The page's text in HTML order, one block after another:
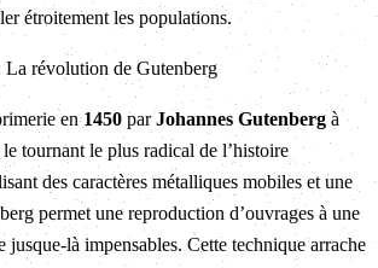
étroitement les populations.
révolution de Gutenberg
en1450 parJohannes Gutenberg à
tournant le plus radical de l’histoire
des caractères métalliques mobiles et une
permet une reproduction d’ouvrages à une
jusque-là impensables. Cette technique arrache